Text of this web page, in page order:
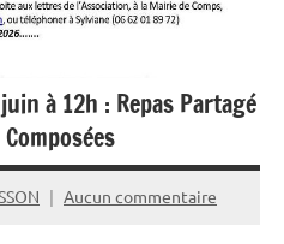
à 12h : Repas Partagé
Aucun commentaire